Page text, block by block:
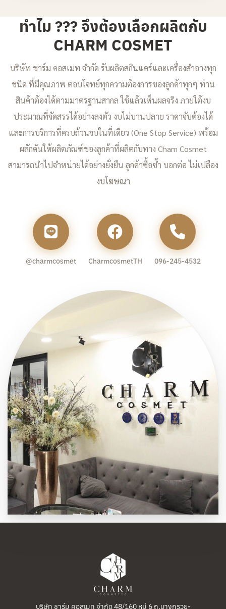
ทำไม ??? จึงต้องเลือกผลิตกับ
CHARM COSMET
บริษัท ชาร์ม คอสเมท จำกัด รับผลิตสกินแคร์และเครื่องสำอางทุก
ชนิด ที่มีคุณภาพ ตอบโจทย์ทุกความต้องการของลูกค้าทุกๆ ท่าน
สินค้าต้องได้ตามมาตรฐานสากล ใช้แล้วเห็นผลจริง ภายใต้งบ
ประมาณที่จัดสรรได้อย่างลงตัว งบไม่บานปลาย ราคาจับต้องได้
และการบริการที่ครบถ้วนจบในที่เดียว (One Stop Service) พร้อม
ผลักดันให้ผลิตภัณฑ์ของลูกค้าที่ผลิตกับทาง Cham Cosmet
สามารถนำไปจำหน่ายได้อย่างยั่งยืน ลูกค้าซื้อซ้ำ บอกต่อ ไม่เปลือง
งบโฆษณา
@charmcosmet CharmcosmetTH 096-245-4532
บริษัท ชาร์ม คอสเมท จำกัด 48/160 หมู่ 6 ถ.บางกรวย-